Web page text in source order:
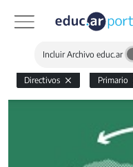
Incluir Archivo educ.ar
Directivos Primario